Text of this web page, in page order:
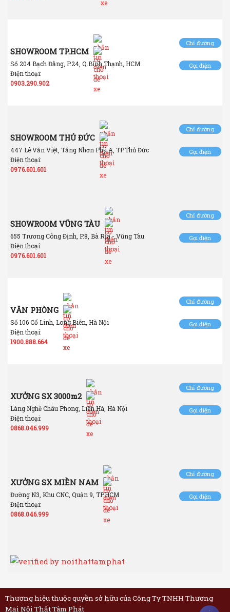
SHOWROOM TP.HCM
Số 204 Bạch Đằng, P.24, Q.Bình Thạnh, HCM
Điện thoại:
0903.290.902
Chỉ đường
Gọi điện
SHOWROOM THỦ ĐỨC
447 Lê Văn Việt, Tăng Nhơn Phú A, TP.Thủ Đức
Điện thoại:
0976.601.601
Chỉ đường
Gọi điện
SHOWROOM VŨNG TÀU
655 Trương Công Định, P.8, Bà Rịa - Vũng Tàu
Điện thoại:
0976.601.601
Chỉ đường
Gọi điện
VĂN PHÒNG
Số 106 Cổ Linh, Long Biên, Hà Nội
Điện thoại:
1900.888.664
Chỉ đường
Gọi điện
XƯỞNG SX 3000m2
Làng Nghề Châu Phong, Liên Hà, Hà Nội
Điện thoại:
0868.046.999
Chỉ đường
Gọi điện
XƯỞNG SX MIỀN NAM
Đường N3, Khu CNC, Quận 9, TP.HCM
Điện thoại:
0868.046.999
Chỉ đường
Gọi điện
Thương hiệu thuộc quyền sở hữu của Công Ty TNHH Thương
Mại Nội Thất Tâm Phát